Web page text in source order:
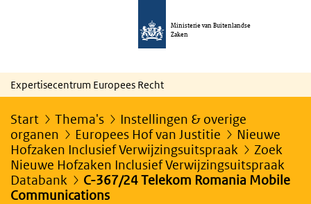
Ministerie van Buitenlandse
Zaken
Expertisecentrum Europees Recht
Start Thema's
Instellingen & overige
organen
Europees Hof van Justitie
Nieuwe
Hofzaken Inclusief Verwijzingsuitspraak
Zoek
Nieuwe Hofzaken Inclusief Verwijzingsuitspraak
Databank
C-367/24 Telekom Romania Mobile
Communications